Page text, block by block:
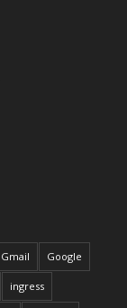
Gmail Google
ingress